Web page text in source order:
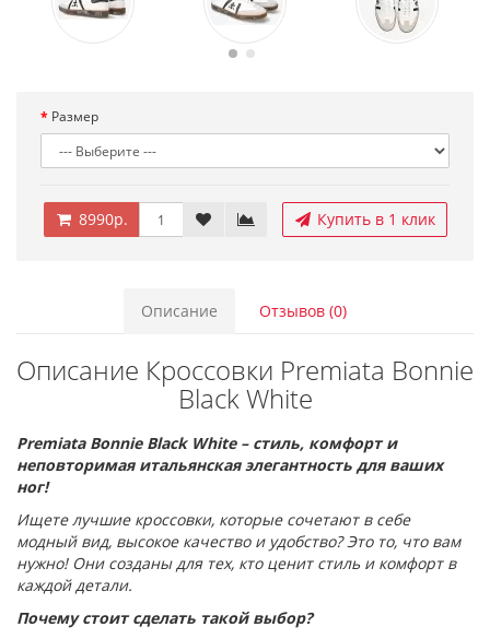
Размер
8990р. Купить в 1 клик
Описание Отзывов (0)
Описание Кроссовки Premiata Bonnie
Black White
Premiata Bonnie Black White – стиль, комфорт и
неповторимая итальянская элегантность для ваших
ног!
Ищете лучшие кроссовки, которые сочетают в себе
модный вид, высокое качество и удобство? Это то, что вам
нужно! Они созданы для тех, кто ценит стиль и комфорт в
каждой детали.
Почему стоит сделать такой выбор?